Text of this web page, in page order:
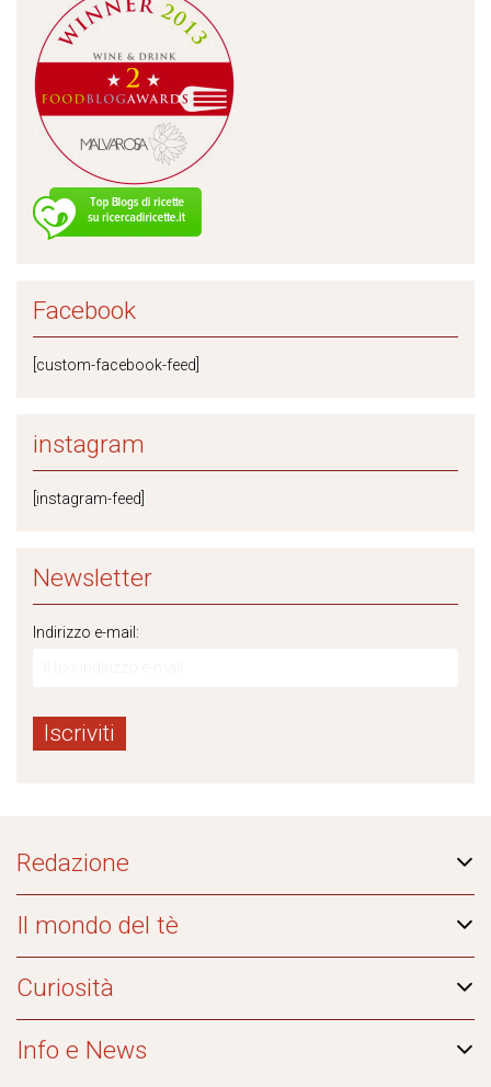
Facebook
[custom-facebook-feed]
instagram
[instagram-feed]
Newsletter
Indirizzo e-mail:
Redazione
Il mondo del tè
Curiosità
Info e News